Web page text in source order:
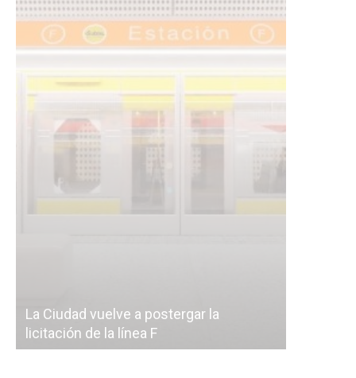
La Ciudad vuelve a postergar la
licitación de la línea F